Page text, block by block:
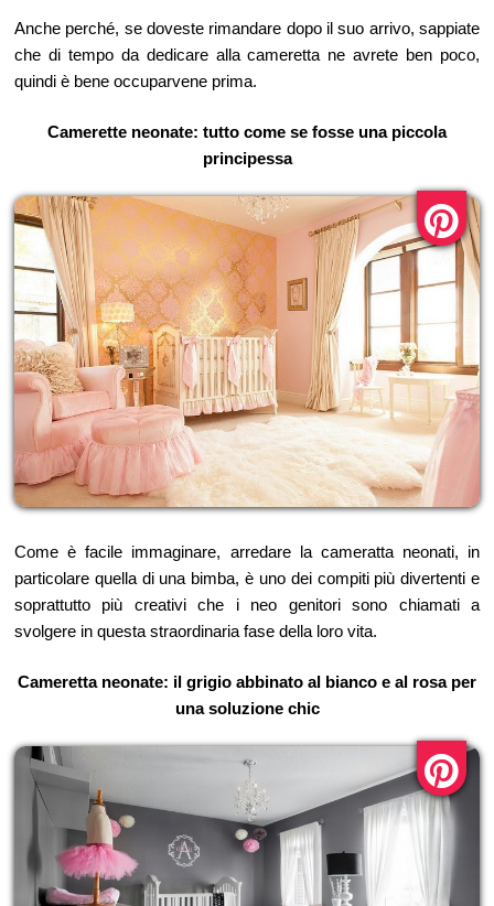
Anche perché, se doveste rimandare dopo il suo arrivo, sappiate
che di tempo da dedicare alla cameretta ne avrete ben poco,
quindi è bene occuparvene prima.
Camerette neonate: tutto come se fosse una piccola
principessa
Come è facile immaginare, arredare la cameratta neonati, in
particolare quella di una bimba, è uno dei compiti più divertenti e
soprattutto più creativi che i neo genitori sono chiamati a
svolgere in questa straordinaria fase della loro vita.
Cameretta neonate: il grigio abbinato al bianco e al rosa per
una soluzione chic